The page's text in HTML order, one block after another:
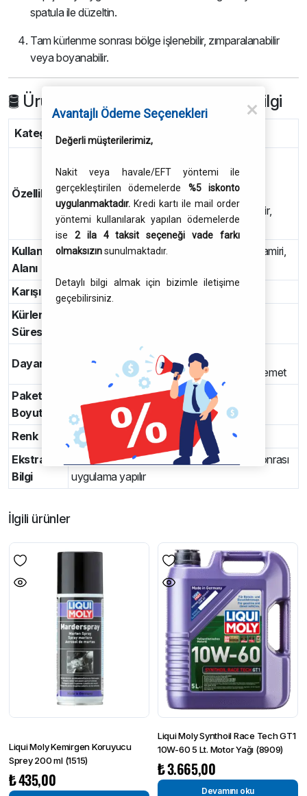
spatula ile düzeltin.
Tam kürlenme sonrası bölge işlenebilir, zımparalanabilir
veya boyanabilir.
🛢 Ürün Spesifikasyonları & Teknik Bilgi
Kategori Detay
Özellikler
Hızlı kürlenme
Çok yüksek mukavemet
Kürlenme sonrası işlenebilir, zımparalanabilir,
boyanabilir
Kullanım
Alanı
Çatlak ve delik onarımları, boru-depo-diş tamiri,
Karışım
Çift hazneli şırınga ile otomatik doğru oran
Kürlenme
Süresi
Dayanım
Sıcaklık dayanımı: -40 °C ila +120 °C
Basınca ve darbelere karşı yüksek mukavemet
Paket
Boyutu
50 ml çift hazneli şırınga
Renk
Gri
Ekstra
Bilgi
Yüzeyler temiz ve kuru olmalıdır, karışım sonrası
uygulama yapılır
İlgili ürünler
Liqui Moly Kemirgen Koruyucu
Sprey 200 ml (1515)
₺435,00
Liqui Moly Synthoil Race Tech GT1
10W-60 5 Lt. Motor Yağı (8909)
₺3.665,00
Devamını oku
Avantajlı Ödeme Seçenekleri
Değerli müşterilerimiz,
Nakit veya havale/EFT yöntemi ile
gerçekleştirilen ödemelerde %5 iskonto
uygulanmaktadır. Kredi kartı ile mail order
yöntemi kullanılarak yapılan ödemelerde
ise 2 ila 4 taksit seçeneği vade farkı
olmaksızınsunulmaktadır.
Detaylı bilgi almak için bizimle iletişime
geçebilirsiniz.